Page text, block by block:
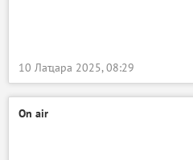
10 Лаҵара 2025, 08:29
On air